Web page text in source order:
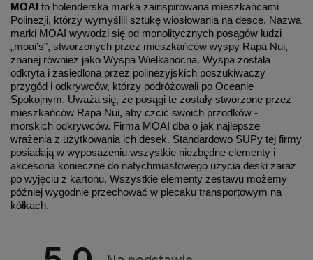
MOAI to holenderska marka zainspirowana mieszkańcami
Polinezji, którzy wymyślili sztukę wiosłowania na desce. Nazwa
marki MOAI wywodzi się od monolitycznych posągów ludzi
„moai’s”, stworzonych przez mieszkańców wyspy Rapa Nui,
znanej również jako Wyspa Wielkanocna. Wyspa została
odkryta i zasiedlona przez polinezyjskich poszukiwaczy
przygód i odkrywców, którzy podróżowali po Oceanie
Spokojnym. Uważa się, że posągi te zostały stworzone przez
mieszkańców Rapa Nui, aby czcić swoich przodków -
morskich odkrywców. Firma MOAI dba o jak najlepsze
wrażenia z użytkowania ich desek. Standardowo SUPy tej firmy
posiadają w wyposażeniu wszystkie niezbędne elementy i
akcesoria konieczne do natychmiastowego użycia deski zaraz
po wyjęciu z kartonu. Wszystkie elementy zestawu możemy
później wygodnie przechować w plecaku transportowym na
kółkach.